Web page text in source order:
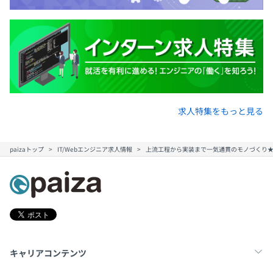
【監視ツール】CloudWatch, Datadog
【ログ管理】Fluentd, OpenSearch Service
【その他ツール、サービス】GitHub/Copilot, Slack,
Swagger, Findy Team+
【開発マシン】OSは各自選択
ブ型の評価体制を構築
どエンジニアの中でもキャリアステップが違うため、それ
ぞれにあった目標設定、振り返り、査定をおこなう環境が
整っております。
求人特集をもっと見る
paizaトップ IT/Webエンジニア求人情報 上流工程から実装まで一気通貫のモノづく
キャリアコンテンツ